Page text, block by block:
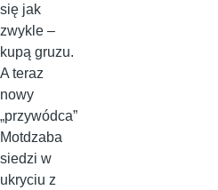
się jak
zwykle –
kupą gruzu.
A teraz
nowy
„przywódca”
Motdzaba
siedzi w
ukryciu z